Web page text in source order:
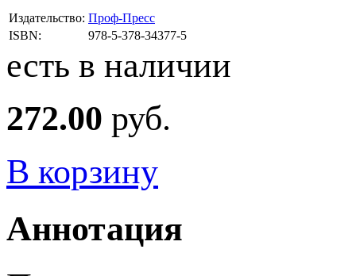
Издательство: Проф-Пресс
ISBN:
978-5-378-34377-5
есть в наличии
272.00 руб.
В корзину
Аннотация